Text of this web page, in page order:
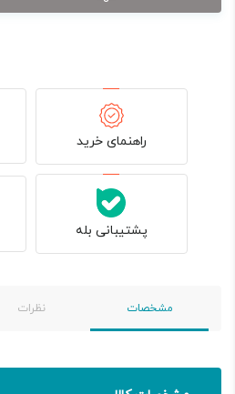
راهنمای خرید
پشتیبانی بله
مشخصات نظرات